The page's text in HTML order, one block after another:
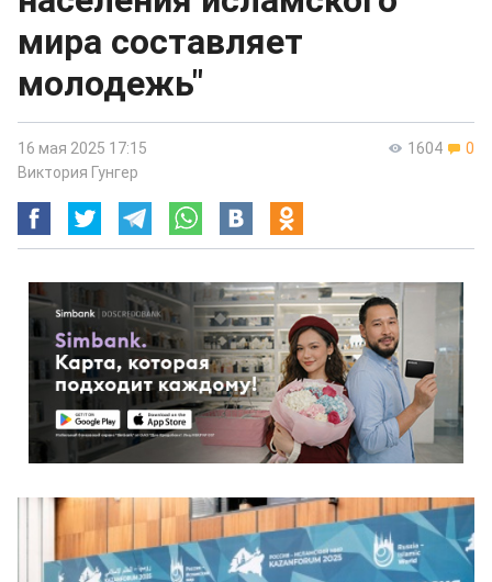
мира составляет
молодежь"
1604 0
16 мая 2025 17:15
Виктория Гунгер